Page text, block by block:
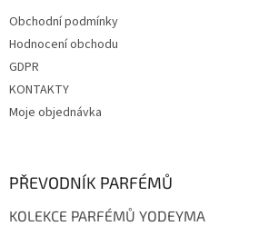
Obchodní podmínky
Hodnocení obchodu
GDPR
KONTAKTY
Moje objednávka
PŘEVODNÍK PARFÉMŮ
KOLEKCE PARFÉMŮ YODEYMA